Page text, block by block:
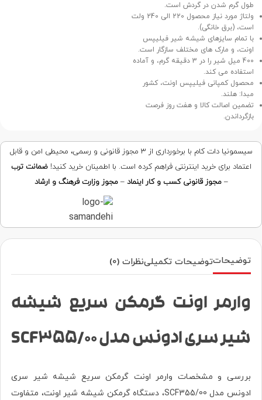
طول گرم شدن در گردش است.
ولتاژ مورد نیاز محصول 220 الی 240 ولت
است، (برق خانگی).
با تمام سایزهای شیشه شیر فیلیپس
اونت، و مارک های مختلف سازگار است.
400 میل شیر را در 3 دقیقه گرم، و آماده
استفاده می کند.
محصول کمپانی فیلیپس اونت، کشور
مبدا: هلند.
تضمین اصالت کالا و هفت روز فرصت
بازگرداندن.
سیسمونیا دات کام با برخورداری از ۳ مجوز قانونی و رسمی، محیطی امن و قابل
اعتماد برای خرید اینترنتی فراهم کرده است. با اطمینان خرید کنید!ضمانت ترب
–مجوز قانونی کسب و کار اینماد –مجوز وزارت فرهنگ و ارشاد
توضیحاتتوضیحات تکمیلینظرات (0)
وارمر اونت گرمکن سریع شیشه
شیر سری ادونس مدل SCF355/00
بررسی و مشخصات وارمر اونت گرمکن سریع شیشه شیر سری
ادونس مدل SCF355/00، دستگاه گرمکن شیشه شیر اونت، متفاوت